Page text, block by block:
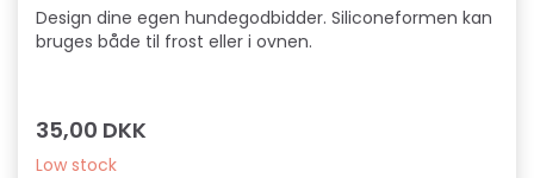
Design dine egen hundegodbidder. Siliconeformen kan
bruges både til frost eller i ovnen.
35,00 DKK
Low stock